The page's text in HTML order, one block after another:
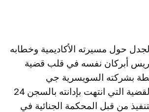
حول مسيرته الأكاديمية وخطابه
أبركان نفسه في قلب قضية
بشركته السويسرية جي
بيونيكس، وهي القضية التي انتهت بإدانته بالسجن 24
من قبل المحكمة الجنائية في